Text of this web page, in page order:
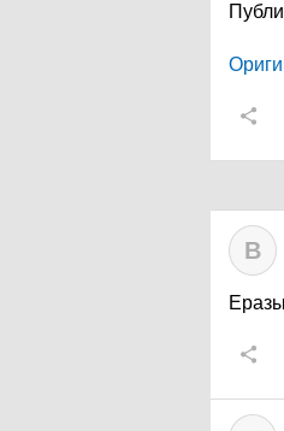
В